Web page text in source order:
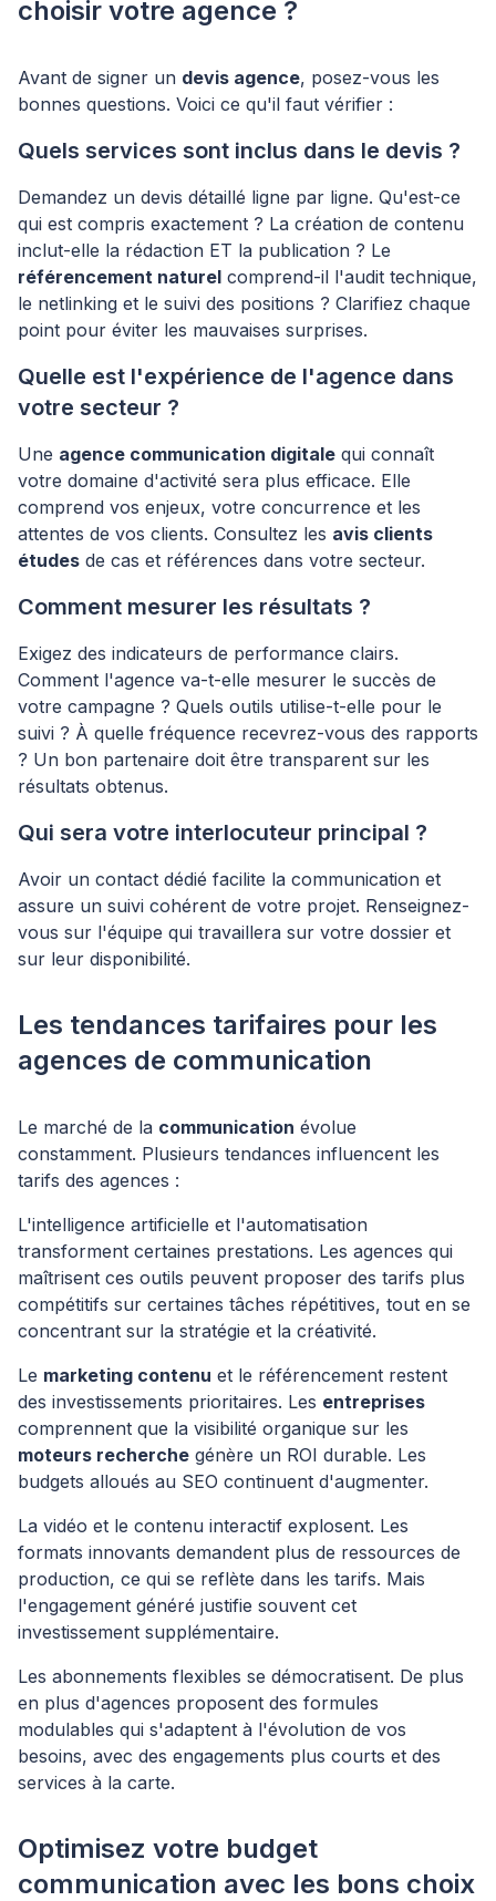
choisir votre agence ?
Avant de signer un devis agence, posez-vous les
bonnes questions. Voici ce qu'il faut vérifier :
Quels services sont inclus dans le devis ?
Demandez un devis détaillé ligne par ligne. Qu'est-ce
qui est compris exactement ? La création de contenu
inclut-elle la rédaction ET la publication ? Le
référencement naturel comprend-il l'audit technique,
le netlinking et le suivi des positions ? Clarifiez chaque
point pour éviter les mauvaises surprises.
Quelle est l'expérience de l'agence dans
votre secteur ?
Une agence communication digitale qui connaît
votre domaine d'activité sera plus efficace. Elle
comprend vos enjeux, votre concurrence et les
attentes de vos clients. Consultez les avis clients
études de cas et références dans votre secteur.
Comment mesurer les résultats ?
Exigez des indicateurs de performance clairs.
Comment l'agence va-t-elle mesurer le succès de
votre campagne ? Quels outils utilise-t-elle pour le
suivi ? À quelle fréquence recevrez-vous des rapports
? Un bon partenaire doit être transparent sur les
résultats obtenus.
Qui sera votre interlocuteur principal ?
Avoir un contact dédié facilite la communication et
assure un suivi cohérent de votre projet. Renseignez-
vous sur l'équipe qui travaillera sur votre dossier et
sur leur disponibilité.
Les tendances tarifaires pour les
agences de communication
Le marché de la communication évolue
constamment. Plusieurs tendances influencent les
tarifs des agences :
L'intelligence artificielle et l'automatisation
transforment certaines prestations. Les agences qui
maîtrisent ces outils peuvent proposer des tarifs plus
compétitifs sur certaines tâches répétitives, tout en se
concentrant sur la stratégie et la créativité.
Le marketing contenu et le référencement restent
des investissements prioritaires. Les entreprises
comprennent que la visibilité organique sur les
moteurs recherche génère un ROI durable. Les
budgets alloués au SEO continuent d'augmenter.
La vidéo et le contenu interactif explosent. Les
formats innovants demandent plus de ressources de
production, ce qui se reflète dans les tarifs. Mais
l'engagement généré justifie souvent cet
investissement supplémentaire.
Les abonnements flexibles se démocratisent. De plus
en plus d'agences proposent des formules
modulables qui s'adaptent à l'évolution de vos
besoins, avec des engagements plus courts et des
services à la carte.
Optimisez votre budget
communication avec les bons choix